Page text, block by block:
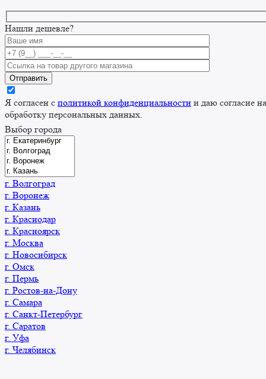
Нашли дешевле?
Я согласен с политикой конфиденциальности и даю согласие на
обработку персональных данных.
Выбор города
г. Волгоград
г. Воронеж
г. Казань
г. Краснодар
г. Красноярск
г. Москва
г. Новосибирск
г. Омск
г. Пермь
г. Ростов-на-Дону
г. Самара
г. Санкт-Петербург
г. Саратов
г. Уфа
г. Челябинск